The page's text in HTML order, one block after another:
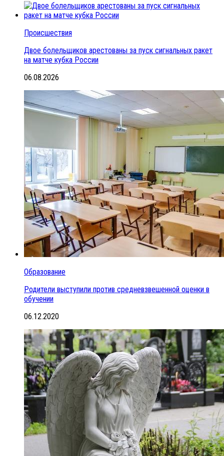
Происшествия
Двое болельщиков арестованы за пуск сигнальных ракет
на матче кубка России
06.08.2026
Образование
Родители выступили против средневзвешенной оценки в
обучении
06.12.2020